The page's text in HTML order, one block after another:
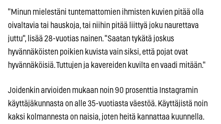
"Minun mielestäni tuntemattomien ihmisten kuvien pitää olla
oivaltavia tai hauskoja, tai niihin pitää liittyä joku naurettava
juttu", lisää 28-vuotias nainen. "Saatan tykätä joskus
hyvännäköisten poikien kuvista vain siksi, että pojat ovat
hyvännäköisiä. Tuttujen ja kavereiden kuvilta en vaadi mitään."
Joidenkin arvioiden mukaan noin 90 prosenttia Instagramin
käyttäjäkunnasta on alle 35-vuotiasta väestöä. Käyttäjistä noin
kaksi kolmannesta on naisia, joten heitä kannattaa kuunnella.